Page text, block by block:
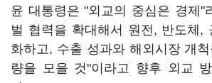
윤 대통령은 "외교의 중심은 경제"
벌 협력을 확대해서 원전, 반도체,
화하고, 수출 성과와 해외시장 개
량을 모을 것"이라고 향후 외교 방